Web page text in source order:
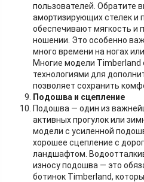
пользователей. Обратите
амортизирующих стелек и
обеспечивают мягкость и
ношении. Это особенно
много времени на ногах
Многие модели
технологиями для
позволяет сохранить
Подошва и сцепление
Подошва — один из
активных прогулок или
модели с усиленной
хорошее сцепление с
ландшафтом.
износу подошва — это
ботинок Timberland,